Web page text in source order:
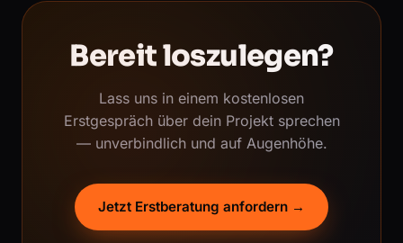
Bereit loszulegen?
Lass uns in einem kostenlosen
Erstgespräch über dein Projekt sprechen
— unverbindlich und auf Augenhöhe.
Jetzt Erstberatung anfordern →